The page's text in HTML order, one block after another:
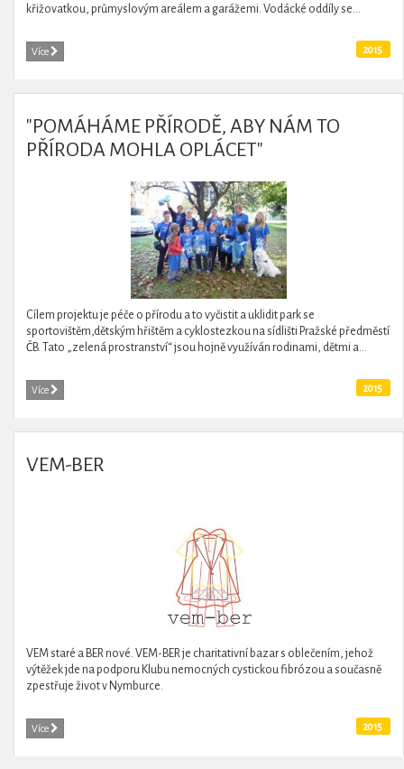
křižovatkou, průmyslovým areálem a garážemi. Vodácké oddíly se...
Více 2015
"POMÁHÁME PŘÍRODĚ, ABY NÁM TO
PŘÍRODA MOHLA OPLÁCET"
Cílem projektu je péče o přírodu a to vyčistit a uklidit park se
sportovištěm,dětským hřištěm a cyklostezkou na sídlišti Pražské předměstí
ČB. Tato „zelená prostranství“ jsou hojně využíván rodinami, dětmi a...
Více 2015
VEM-BER
VEM staré a BER nové. VEM-BER je charitativní bazar s oblečením, jehož
výtěžek jde na podporu Klubu nemocných cystickou fibrózou a současně
zpestřuje život v Nymburce.
Více 2015